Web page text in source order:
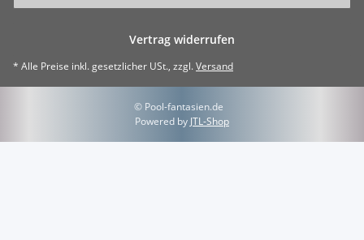
Vertrag widerrufen
* Alle Preise inkl. gesetzlicher USt., zzgl.Versand
© Pool-fantasien.de
Powered by JTL-Shop